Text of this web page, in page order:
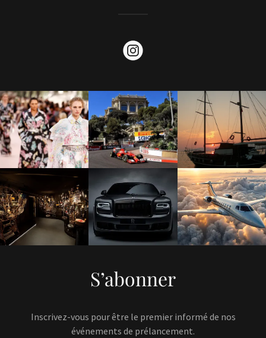
S’abonner
Inscrivez-vous pour être le premier informé de nos
événements de prélancement.